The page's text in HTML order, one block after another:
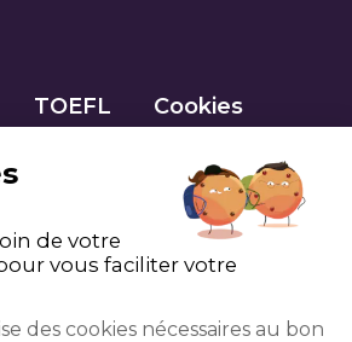
TOEFL Cookies
de votre
vous faciliter votre
des cookies nécessaires au bon